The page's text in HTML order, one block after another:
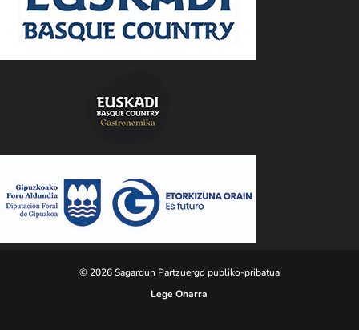
© 2026 Sagardun Partzuergo publiko-pribatua
Lege Oharra